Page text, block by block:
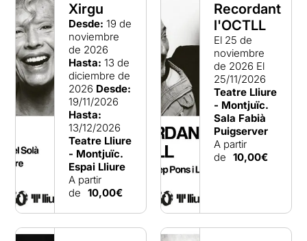
Xirgu
Desde: 19 de
noviembre
de 2026
Hasta: 13 de
diciembre de
2026 Desde:
19/11/2026
Hasta:
13/12/2026
Teatre Lliure
- Montjuïc.
Espai Lliure
A partir
de 10,00€
Recordant
l'OCTLL
El 25 de
noviembre
de 2026 El
25/11/2026
Teatre Lliure
- Montjuïc.
Sala Fabià
Puigserver
A partir
de 10,00€